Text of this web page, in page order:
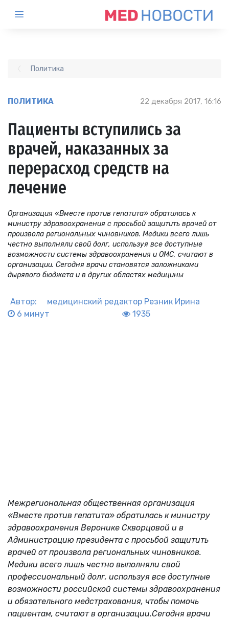
Политика
ПОЛИТИКА 22 декабря 2017, 16:16
Пациенты вступились за
врачей, наказанных за
перерасход средств на
лечение
Организация «Вмеcте против гепатита» обратилась к
министру здравоохранения с просьбой защитить врачей от
произвола региональных чиновников. Медики всего лишь
честно выполняли свой долг, используя все доступные
возможности системы здравоохранения и ОМС, считают в
организации. Сегодня врачи становятся заложниками
дырявого бюджета и в других областях медицины
Автор: медицинский редактор Резник Ирина
6 минут
1935
Межрегиональная общественная организация
«Вмеcте против гепатита» обратилась к министру
здравоохранения Веронике Скворцовой и в
Администрацию президента с просьбой защитить
врачей от произвола региональных чиновников.
Медики всего лишь честно выполняли свой
профессиональный долг, используя все доступные
возможности российской системы здравоохранения
и обязательного медстрахования, чтобы помочь
пациентам, считают в организации.Сегодня врачи